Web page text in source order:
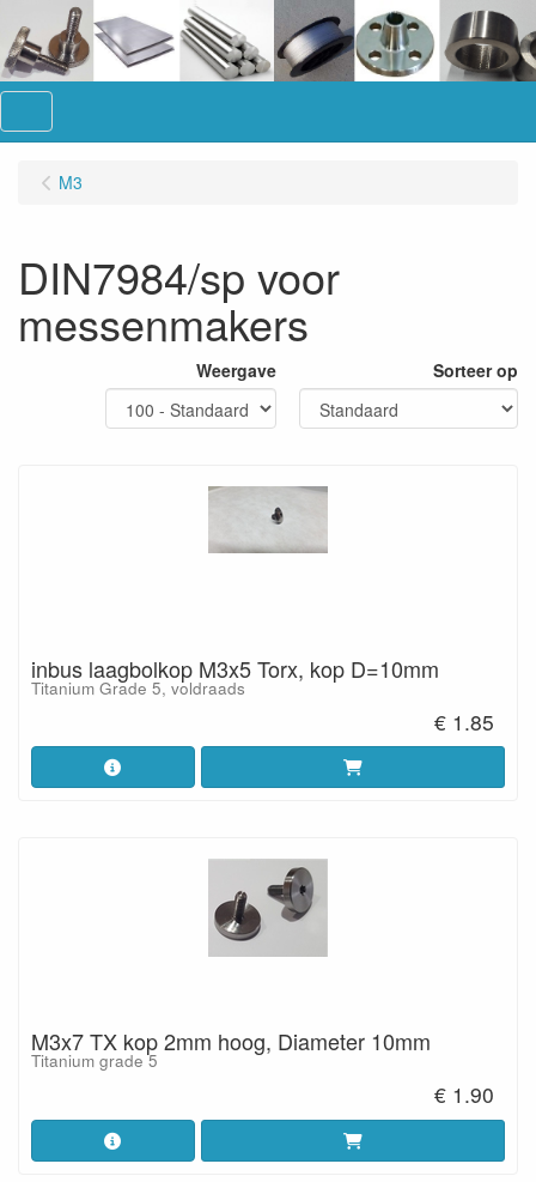
M3
DIN7984/sp voor
messenmakers
Weergave Sorteer op
inbus laagbolkop M3x5 Torx, kop D=10mm
Titanium Grade 5, voldraads
€ 1.85
M3x7 TX kop 2mm hoog, Diameter 10mm
Titanium grade 5
€ 1.90